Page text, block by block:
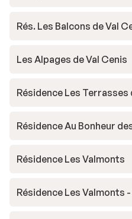
Rés. Les Balcons de Val
Les Alpages de Val Cenis
Résidence Les Terrasses
Résidence Au Bonheur
Résidence Les Valmonts
Résidence Les